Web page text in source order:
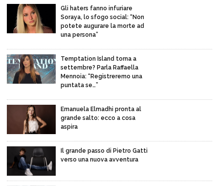
Gli haters fanno infuriare
Soraya, lo sfogo social: “Non
potete augurare la morte ad
una persona”
Temptation Island torna a
settembre? Parla Raffaella
Mennoia: “Registreremo una
puntata se…”
Emanuela Elmadhi pronta al
grande salto: ecco a cosa
aspira
Il grande passo di Pietro Gatti
verso una nuova avventura